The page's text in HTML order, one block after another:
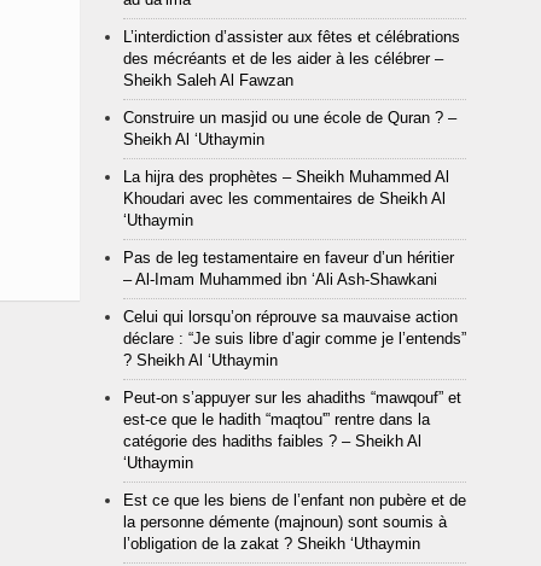
L’interdiction d’assister aux fêtes et célébrations
des mécréants et de les aider à les célébrer –
Sheikh Saleh Al Fawzan
Construire un masjid ou une école de Quran ? –
Sheikh Al ‘Uthaymin
La hijra des prophètes – Sheikh Muhammed Al
Khoudari avec les commentaires de Sheikh Al
‘Uthaymin
Pas de leg testamentaire en faveur d’un héritier
– Al-Imam Muhammed ibn ‘Ali Ash-Shawkani
Celui qui lorsqu’on réprouve sa mauvaise action
déclare : “Je suis libre d’agir comme je l’entends”
? Sheikh Al ‘Uthaymin
Peut-on s’appuyer sur les ahadiths “mawqouf” et
est-ce que le hadith “maqtou'” rentre dans la
catégorie des hadiths faibles ? – Sheikh Al
‘Uthaymin
Est ce que les biens de l’enfant non pubère et de
la personne démente (majnoun) sont soumis à
l’obligation de la zakat ? Sheikh ‘Uthaymin